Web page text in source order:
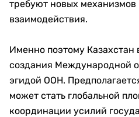
требуют новых
взаимодействия.
Именно поэтому Казахстан
создания Международной
эгидой ООН.
может стать глобальной
координации усилий